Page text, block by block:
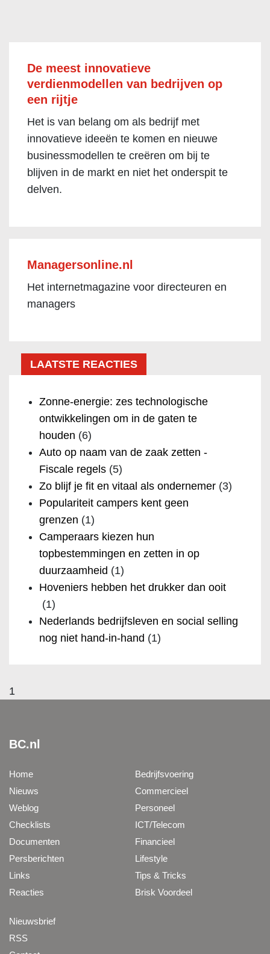
De meest innovatieve
verdienmodellen van bedrijven op
een rijtje
Het is van belang om als bedrijf met
innovatieve ideeën te komen en nieuwe
businessmodellen te creëren om bij te
blijven in de markt en niet het onderspit te
delven.
Managersonline.nl
Het internetmagazine voor directeuren en
managers
LAATSTE REACTIES
Zonne-energie: zes technologische
ontwikkelingen om in de gaten te
houden (6)
Auto op naam van de zaak zetten -
Fiscale regels (5)
Zo blijf je fit en vitaal als ondernemer (3)
Populariteit campers kent geen
grenzen (1)
Camperaars kiezen hun
topbestemmingen en zetten in op
duurzaamheid (1)
Hoveniers hebben het drukker dan ooit
(1)
Nederlands bedrijfsleven en social selling
nog niet hand-in-hand (1)
1
BC.nl
Home
Nieuws
Weblog
Checklists
Documenten
Persberichten
Links
Reacties
Bedrijfsvoering
Commercieel
Personeel
ICT/Telecom
Financieel
Lifestyle
Tips & Tricks
Brisk Voordeel
Nieuwsbrief
RSS